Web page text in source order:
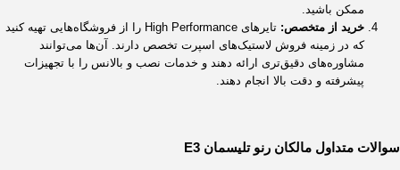
ممکن باشید.
خرید از متخصص:
تایرهای High Performance را از فروشگاه‌هایی تهیه کنید
که در زمینه فروش لاستیک‌های اسپرت تخصص دارند. آن‌ها می‌توانند
مشاوره‌های دقیق‌تری ارائه دهند و خدمات نصب و بالانس را با تجهیزات
پیشرفته و دقت بالا انجام دهند.
سوالات متداول مالکان رنو تلیسمان E3